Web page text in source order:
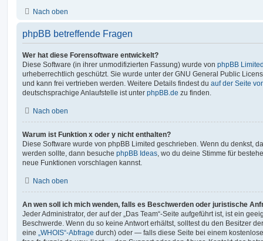
Nach oben
phpBB betreffende Fragen
Wer hat diese Forensoftware entwickelt?
Diese Software (in ihrer unmodifizierten Fassung) wurde von phpBB
urheberrechtlich geschützt. Sie wurde unter der GNU General Public
und kann frei vertrieben werden. Weitere Details findest du auf der Seite
deutschsprachige Anlaufstelle ist unter phpBB.de zu finden.
Nach oben
Warum ist Funktion x oder y nicht enthalten?
Diese Software wurde von phpBB Limited geschrieben. Wenn du denkst,
werden sollte, dann besuche phpBB Ideas , wo du deine Stimme für
neue Funktionen vorschlagen kannst.
Nach oben
An wen soll ich mich wenden, falls es Beschwerden oder juristische
Jeder Administrator, der auf der „Das Team“-Seite aufgeführt ist, ist ein
Beschwerde. Wenn du so keine Antwort erhältst, solltest du den Besitzer
eine „WHOIS“-Abfrage durch) oder — falls diese Seite bei einem